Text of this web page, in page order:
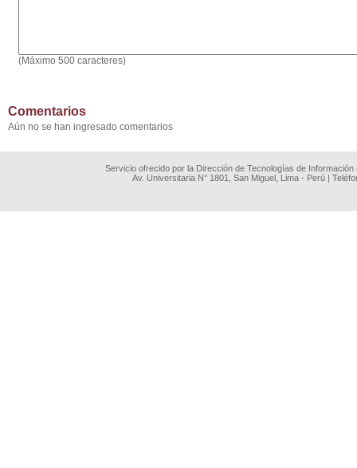
(Máximo 500 caracteres)
Comentarios
Aún no se han ingresado comentarios
Servicio ofrecido por la Dirección de Tecnologías de
Av. Universitaria N° 1801, San Miguel, Lima - Perú |